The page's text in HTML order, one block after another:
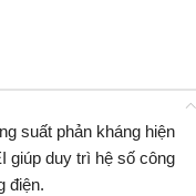
suất phản kháng hiện
giúp duy trì hệ số công
điện.